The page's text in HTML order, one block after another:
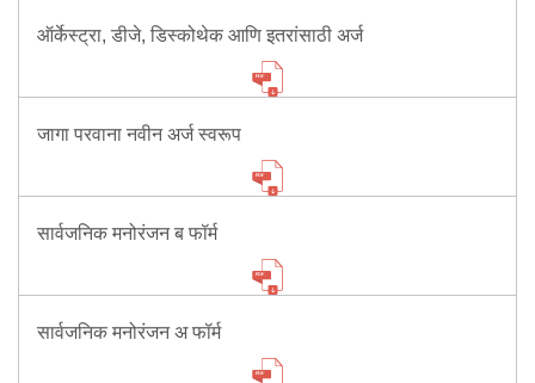
Safety Tips
Help Us
Tenders
Police Corner
Welfare Activities
Media Coverage
ऑर्केस्ट्रा, डीजे, डिस्कोथेक आणि इतरांसाठी अर्ज
जागा परवाना नवीन अर्ज स्वरूप
सार्वजनिक मनोरंजन ब फॉर्म
सार्वजनिक मनोरंजन अ फॉर्म